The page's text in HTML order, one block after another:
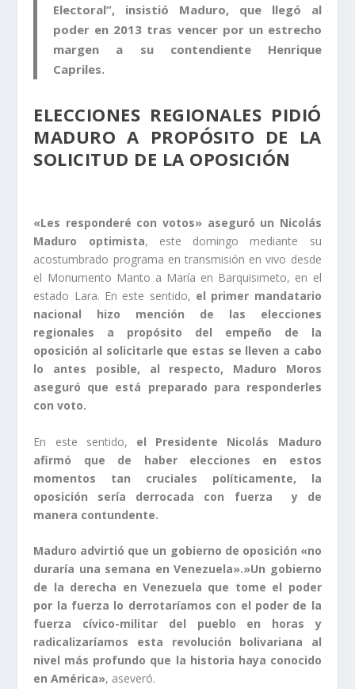
Electoral”, insistió Maduro, que llegó al
poder en 2013 tras vencer por un estrecho
margen a su contendiente Henrique
Capriles.
ELECCIONES REGIONALES PIDIÓ
MADURO A PROPÓSITO DE LA
SOLICITUD DE LA OPOSICIÓN
«Les responderé con votos» aseguró un Nicolás
Maduro optimista, este domingo mediante su
acostumbrado programa en transmisión en vivo desde
el Monumento Manto a María en Barquisimeto, en el
estado Lara. En este sentido, el primer mandatario
nacional hizo mención de las elecciones
regionales a propósito del empeño de la
oposición al solicitarle que estas se lleven a cabo
lo antes posible, al respecto, Maduro Moros
aseguró que está preparado para responderles
con voto.
En este sentido, el Presidente Nicolás Maduro
afirmó que de haber elecciones en estos
momentos tan cruciales políticamente, la
oposición sería derrocada con fuerza y de
manera contundente.
Maduro advirtió que un gobierno de oposición «no
duraría una semana en Venezuela».»Un gobierno
de la derecha en Venezuela que tome el poder
por la fuerza lo derrotaríamos con el poder de la
fuerza cívico-militar del pueblo en horas y
radicalizaríamos esta revolución bolivariana al
nivel más profundo que la historia haya conocido
en América», aseveró.